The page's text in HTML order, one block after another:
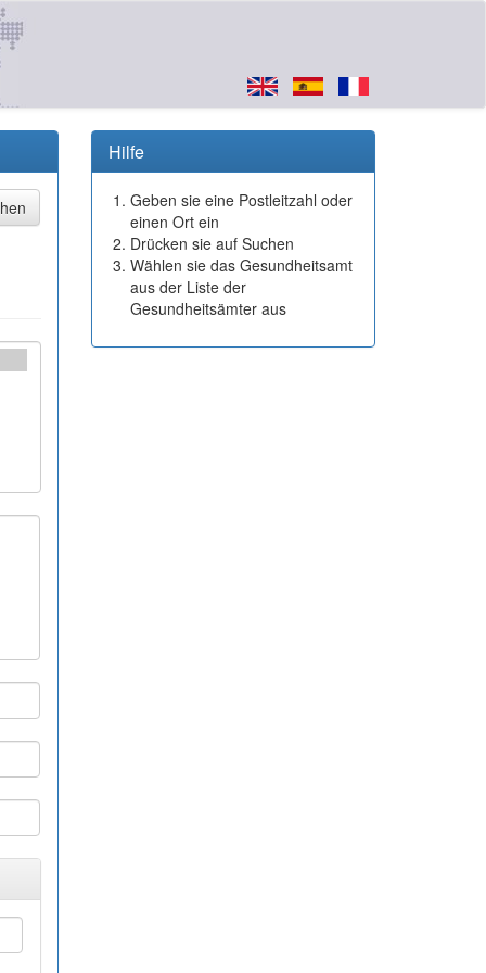
Hilfe
Geben sie eine Postleitzahl oder
einen Ort ein
Drücken sie auf Suchen
Wählen sie das Gesundheitsamt
aus der Liste der
Gesundheitsämter aus